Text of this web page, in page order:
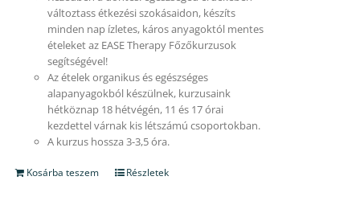
változtass étkezési szokásaidon, készíts
minden nap ízletes, káros anyagoktól mentes
ételeket az EASE Therapy Főzőkurzusok
segítségével!
Az ételek organikus és egészséges
alapanyagokból készülnek, kurzusaink
hétköznap 18 hétvégén, 11 és 17 órai
kezdettel várnak kis létszámú csoportokban.
A kurzus hossza 3-3,5 óra.
Kosárba teszem Részletek